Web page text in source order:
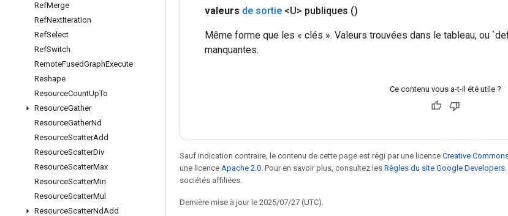
RefMerge
RefNextIteration
RefSelect
RefSwitch
RemoteFusedGraphExecute
Reshape
ResourceCountUpTo
ResourceGather
ResourceGatherNd
ResourceScatterAdd
ResourceScatterDiv
ResourceScatterMax
ResourceScatterMin
ResourceScatterMul
ResourceScatterNdAdd
valeurs de sortie <U> publiques ()
Même forme que les « clés ». Valeurs trouvées dans le tableau, ou
manquantes.
Ce contenu vous a-t-il été utile ?
Sauf indication contraire, le contenu de cette page est régi par une licence Creative
une licence Apache 2.0 . Pour en savoir plus, consultez les Règles du site Google Developers
sociétés affiliées.
Dernière mise à jour le 2025/07/27 (UTC).